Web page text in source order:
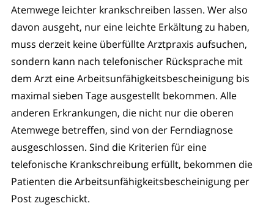
Atemwege leichter krankschreiben lassen. Wer also
davon ausgeht, nur eine leichte Erkältung zu haben,
muss derzeit keine überfüllte Arztpraxis aufsuchen,
sondern kann nach telefonischer Rücksprache mit
dem Arzt eine Arbeitsunfähigkeitsbescheinigung bis
maximal sieben Tage ausgestellt bekommen. Alle
anderen Erkrankungen, die nicht nur die oberen
Atemwege betreffen, sind von der Ferndiagnose
ausgeschlossen. Sind die Kriterien für eine
telefonische Krankschreibung erfüllt, bekommen die
Patienten die Arbeitsunfähigkeitsbescheinigung per
Post zugeschickt.